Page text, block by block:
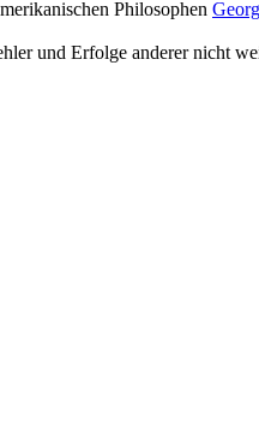
Philosophen
und Erfolge anderer nicht